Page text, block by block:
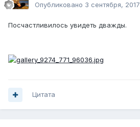
Опубликовано 3 сентября, 2017
Посчастливилось увидеть дважды.
Цитата